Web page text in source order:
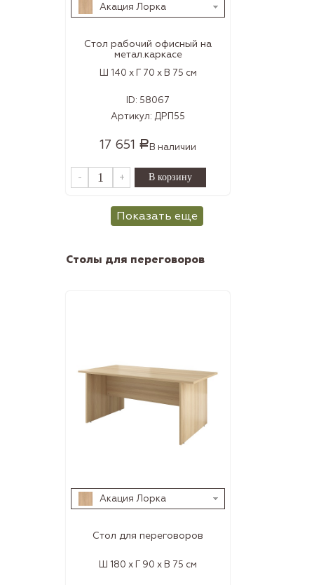
Акация Лорка
Стол рабочий офисный на
метал.каркасе
Ш 140 x Г 70 x В 75 см
ID: 58067
Артикул: ДРП55
17 651 Р В наличии
- +
Показать еще
Столы для переговоров
Акация Лорка
Стол для переговоров
Ш 180 x Г 90 x В 75 см